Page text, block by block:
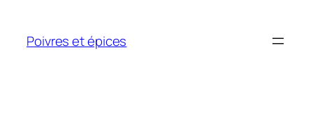
contenu
Poivres et épices